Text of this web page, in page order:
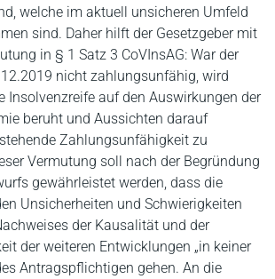
welche im aktuell unsicheren Umfeld
sind. Daher hilft der Gesetzgeber mit
in § 1 Satz 3 CoVInsAG: War der
nicht zahlungsunfähig, wird
Insolvenzreife auf den Auswirkungen der
beruht und Aussichten darauf
Zahlungsunfähigkeit zu
Vermutung soll nach der Begründung
gewährleistet werden, dass die
Unsicherheiten und Schwierigkeiten
der Kausalität und der
der weiteren Entwicklungen „in keiner
Antragspflichtigen gehen. An die